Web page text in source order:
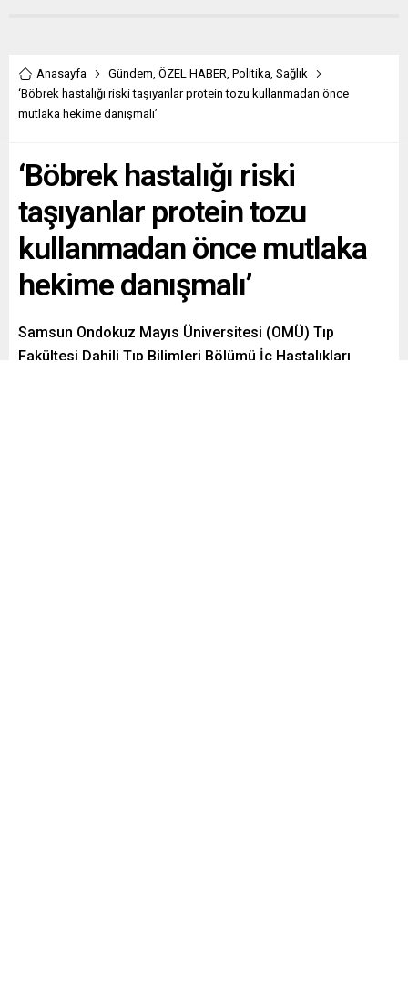
Anasayfa Gündem, ÖZEL HABER, Politika, Sağlık
‘Böbrek hastalığı riski taşıyanlar protein tozu kullanmadan önce
mutlaka hekime danışmalı’
‘Böbrek hastalığı riski
taşıyanlar protein tozu
kullanmadan önce mutlaka
hekime danışmalı’
Samsun Ondokuz Mayıs Üniversitesi (OMÜ) Tıp
Fakültesi Dahili Tıp Bilimleri Bölümü İç Hastalıkları